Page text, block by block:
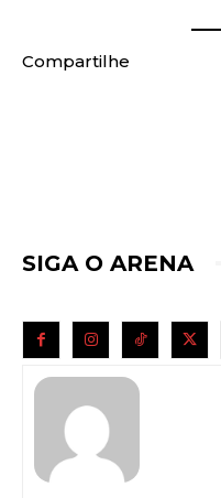
Compartilhe
SIGA O ARENA